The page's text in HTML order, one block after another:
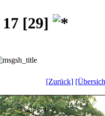
[29]
[Zurück]